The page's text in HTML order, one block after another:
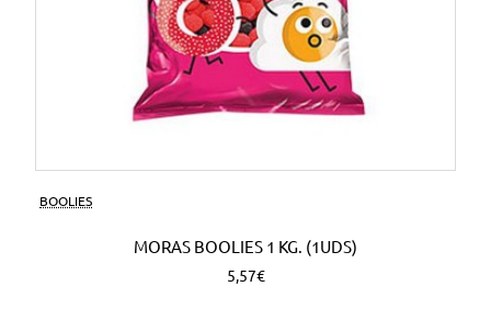
BOOLIES
MORAS BOOLIES 1 KG. (1UDS)
5,57€